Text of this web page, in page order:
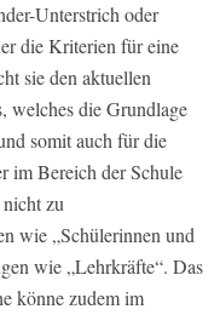
Unterstrich oder
die Kriterien für eine
sie den aktuellen
welches die Grundlage
somit auch für die
im Bereich der Schule
zu
wie „Schülerinnen und
wie „Lehrkräfte“. Das
könne zudem im